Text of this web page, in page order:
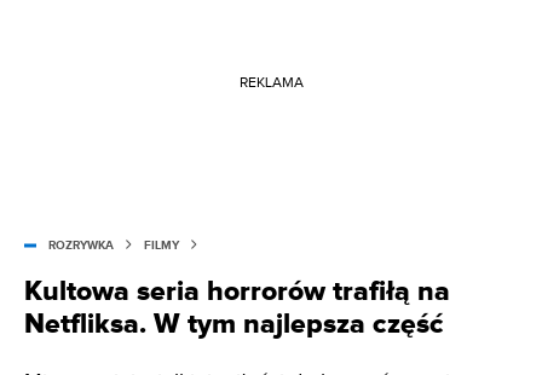
REKLAMA
ROZRYWKA FILMY
Kultowa seria horrorów trafiłą na
Netfliksa. W tym najlepsza część